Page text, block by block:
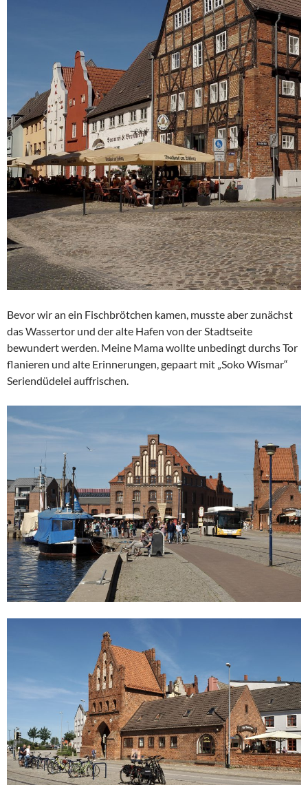
Bevor wir an ein Fischbrötchen kamen, musste aber zunächst
das Wassertor und der alte Hafen von der Stadtseite
bewundert werden. Meine Mama wollte unbedingt durchs Tor
flanieren und alte Erinnerungen, gepaart mit „Soko Wismar“
Seriendüdelei auffrischen.